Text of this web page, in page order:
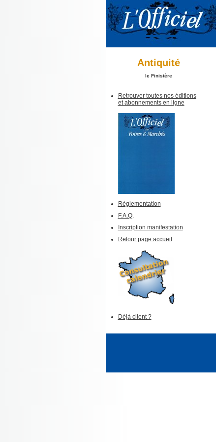
Antiquité
le Finistère
Retrouver toutes nos éditions
et abonnements en ligne
Règlementation
F.A.Q.
Inscription manifestation
Retour page accueil
Déjà client ?